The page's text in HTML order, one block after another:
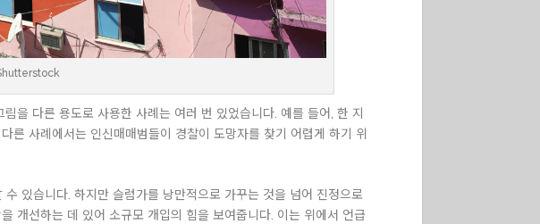
을 다른 용도로 사용한 사례는 여러 번 있었습니다. 예를 들어, 한 지
른 사례에서는 인신매매범들이 경찰이 도망자를 찾기 어렵게 하기 위
있습니다. 하지만 슬럼가를 낭만적으로 가꾸는 것을 넘어 진정으로
개선하는 데 있어 소규모 개입의 힘을 보여줍니다. 이는 위에서 언급